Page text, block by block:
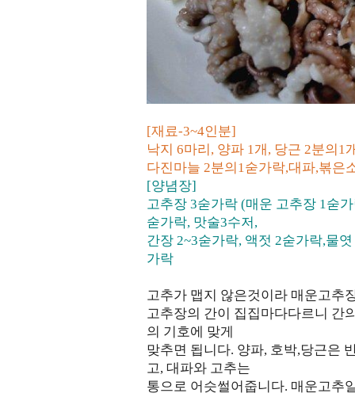
[재료-3~4인분]
낙지 6마리, 양파 1개, 당근 2분의1
다진마늘 2분의1숟가락,대파,볶은
[양념장]
고추장 3숟가락 (매운 고추장 1숟
숟가락, 맛술3수저,
간장 2~3숟가락, 액젓 2숟가락,물
가락
고추가 맵지 않은것이라 매운고추
고추장의 간이 집집마다다르니 간
의 기호에 맞게
맞추면 됩니다. 양파, 호박,당근은
고, 대파와 고추는
통으로 어슷썰어줍니다. 매운고추